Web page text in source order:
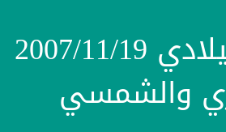
التاريخ الميلادي 2007/11/19
والشمسي